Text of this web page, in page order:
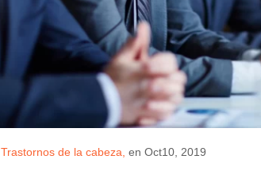
Trastornos de la cabeza en Oct10, 2019